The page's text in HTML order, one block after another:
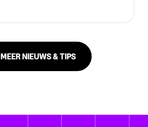
MEER NIEUWS & TIPS